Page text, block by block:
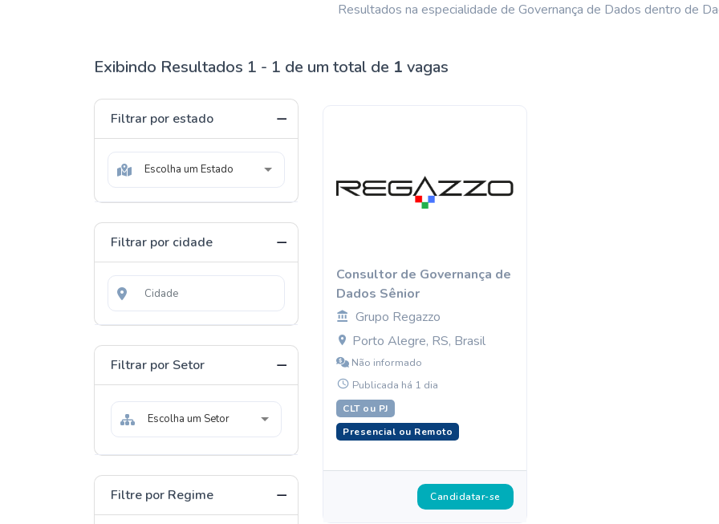
Resultados na especialidade de Governança de Dados dentro de
Exibindo Resultados 1 - 1 de um total de 1 vagas
Filtrar por estado
Escolha um Estado
Filtrar por cidade
Filtrar por Setor
Escolha um Setor
Filtre por Regime
Consultor de Governança de
Dados Sênior
Grupo Regazzo
Porto Alegre, RS, Brasil
Não informado
Publicada há 1 dia
CLT ou PJ
Presencial ou Remoto
Candidatar-se